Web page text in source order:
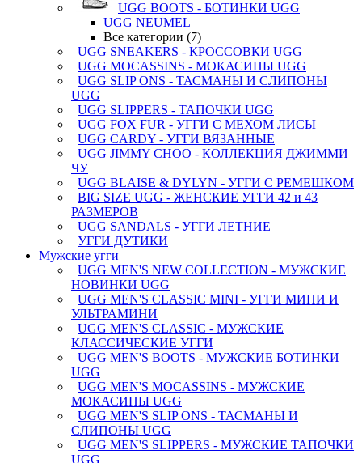
UGG BOOTS - БОТИНКИ UGG
UGG NEUMEL
Все категории (7)
UGG SNEAKERS - КРОССОВКИ UGG
UGG MOCASSINS - МОКАСИНЫ UGG
UGG SLIP ONS - ТАСМАНЫ И СЛИПОНЫ
UGG
UGG SLIPPERS - ТАПОЧКИ UGG
UGG FOX FUR - УГГИ С МЕХОМ ЛИСЫ
UGG CARDY - УГГИ ВЯЗАННЫЕ
UGG JIMMY CHOO - КОЛЛЕКЦИЯ ДЖИММИ
ЧУ
UGG BLAISE & DYLYN - УГГИ С РЕМЕШКОМ
BIG SIZE UGG - ЖЕНСКИЕ УГГИ 42 и 43
РАЗМЕРОВ
UGG SANDALS - УГГИ ЛЕТНИЕ
УГГИ ДУТИКИ
Мужские угги
UGG MEN'S NEW COLLECTION - МУЖСКИЕ
НОВИНКИ UGG
UGG MEN'S CLASSIC MINI - УГГИ МИНИ И
УЛЬТРАМИНИ
UGG MEN'S CLASSIC - МУЖСКИЕ
КЛАССИЧЕСКИЕ УГГИ
UGG MEN'S BOOTS - МУЖСКИЕ БОТИНКИ
UGG
UGG MEN'S MOCASSINS - МУЖСКИЕ
МОКАСИНЫ UGG
UGG MEN'S SLIP ONS - ТАСМАНЫ И
СЛИПОНЫ UGG
UGG MEN'S SLIPPERS - МУЖСКИЕ ТАПОЧКИ
UGG